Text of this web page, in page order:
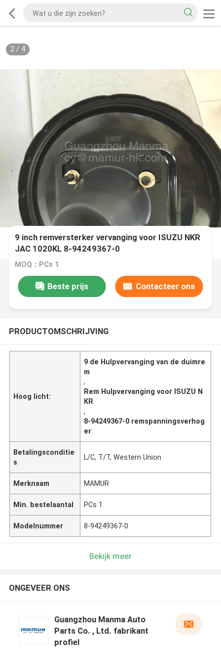
2/ 4
9 inch remversterker vervanging voor ISUZU NKR
JAC 1020KL 8-94249367-0
MOQ：PCs 1
Beste prijs Contacteer ons
PRODUCTOMSCHRIJVING
Hoog licht:
9 de Hulpvervanging van de duimre
m
,
Rem Hulpvervanging voor ISUZU N
KR
,
8-94249367-0 remspanningsverhog
er
Betalingsconditie
s
L/C, T/T, Western Union
Merknaam MAMUR
Min. bestelaantal PCs 1
Modelnummer 8-94249367-0
Bekijk meer
ONGEVEER ONS
Guangzhou Manma Auto
Parts Co. , Ltd. fabrikant
profiel